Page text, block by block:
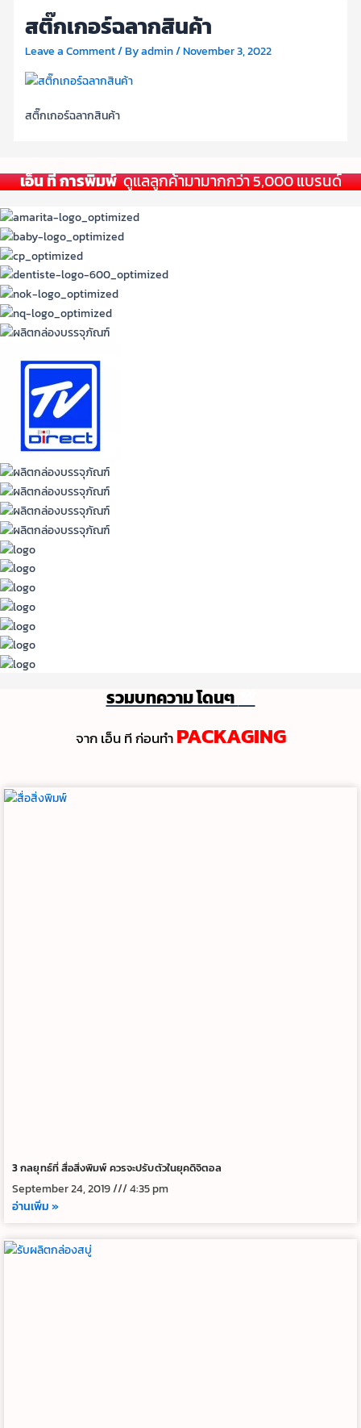
สติ๊กเกอร์ฉลากสินค้า
Leave a Comment/ Byadmin/November 3, 2022
สติ๊กเกอร์ฉลากสินค้า
เอ็น ที การพิมพ์ดูแลลูกค้ามามากกว่า 5,000 แบรนด์
รวมบทความ โดนๆ
จาก เอ็น ที ก่อนทํา PACKAGING
3 กลยุทธ์ที่ สื่อสิ่งพิมพ์ ควรจะปรับตัวในยุคดิจิตอล
September 24, 2019
4:35 pm
อ่านเพิ่ม »